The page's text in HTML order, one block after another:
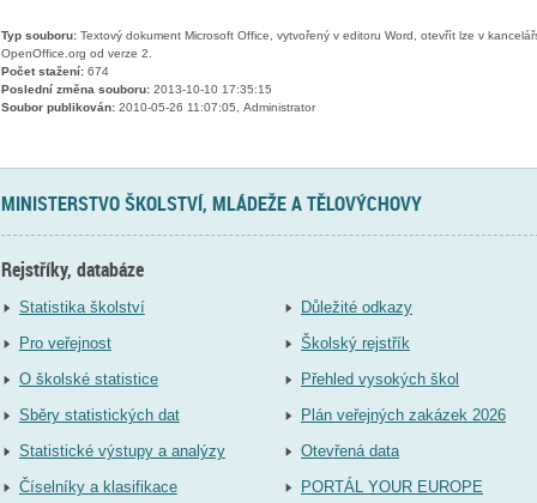
Typ souboru:Textový dokument Microsoft Office, vytvořený v editoru Word, otevřít lze v
OpenOffice.org od verze 2.
Počet stažení:674
Poslední změna souboru:2013-10-10 17:35:15
Soubor publikován:2010-05-26 11:07:05, Administrator
MINISTERSTVO ŠKOLSTVÍ, MLÁDEŽE A TĚLOVÝCHOVY
Rejstříky, databáze
Statistika školství
Pro veřejnost
O školské statistice
Sběry statistických dat
Statistické výstupy a analýzy
Číselníky a klasifikace
Důležité odkazy
Školský rejstřík
Přehled vysokých škol
Plán veřejných zakázek 2026
Otevřená data
PORTÁL YOUR EUROPE